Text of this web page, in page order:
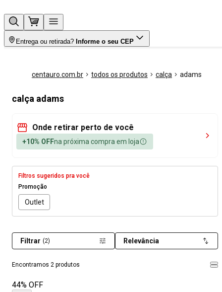
Entrega ou retirada? Informe o seu CEP
centauro.com.br todos os produtos calça adams
calça adams
Onde retirar perto de você
+10% OFFna próxima compra em loja
Filtros sugeridos pra você
Promoção
Outlet
Encontramos 2 produtos
Filtrar (2) Relevância
44% OFF